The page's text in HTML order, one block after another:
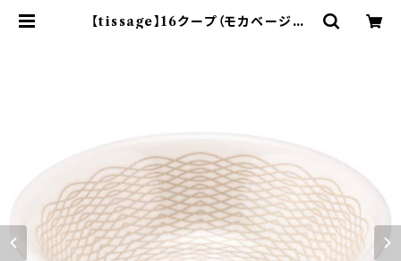
【tissage】16クープ（モカベージュ)